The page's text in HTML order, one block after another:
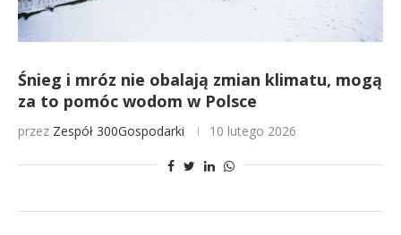
Śnieg i mróz nie obalają zmian klimatu, mogą
za to pomóc wodom w Polsce
przez Zespół 300Gospodarki 10 lutego 2026